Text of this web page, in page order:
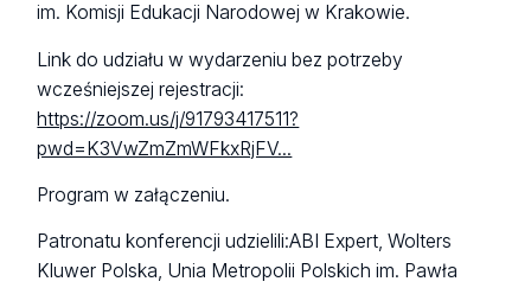
im. Komisji Edukacji Narodowej w Krakowie.
Link do udziału w wydarzeniu bez potrzeby
wcześniejszej rejestracji:
https://zoom.us/j/91793417511?
pwd=K3VwZmZmWFkxRjFV...
Program w załączeniu.
Patronatu konferencji udzielili:ABI Expert, Wolters
Kluwer Polska, Unia Metropolii Polskich im. Pawła